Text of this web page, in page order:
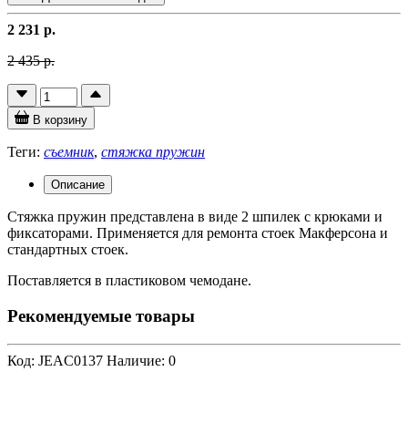
2 231 р.
2 435 р.
В корзину
Теги: съемник, стяжка пружин
Описание
Стяжка пружин представлена в виде 2 шпилек с крюками и
фиксаторами. Применяется для ремонта стоек Макферсона и
стандартных стоек.
Поставляется в пластиковом чемодане.
Рекомендуемые товары
Код: JEAC0137 Наличие: 0